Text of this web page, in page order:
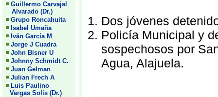
Guillermo Carvajal
Alvarado (Dr.)
Grupo Roncahuita
Isabel Umaña
Iván García M
Jorge J Cuadra
John Bisner U
Johnny Schmidt C.
Juan Gelman
Julian Frech A
Luis Paulino
Vargas Solis (Dr.)
Dos jóvenes
Policía Municipal y
sospechosos por
Agua, Alajuela.